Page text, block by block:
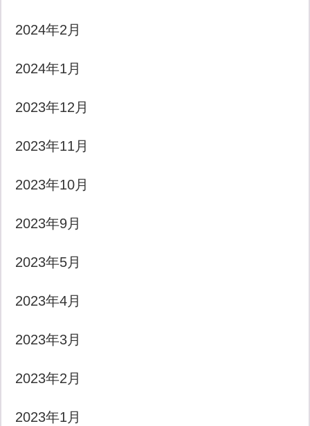
2024年2月
2024年1月
2023年12月
2023年11月
2023年10月
2023年9月
2023年5月
2023年4月
2023年3月
2023年2月
2023年1月